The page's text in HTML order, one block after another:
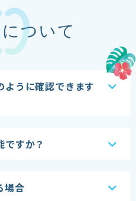
ついて
ように確認できます
ですか？
場合